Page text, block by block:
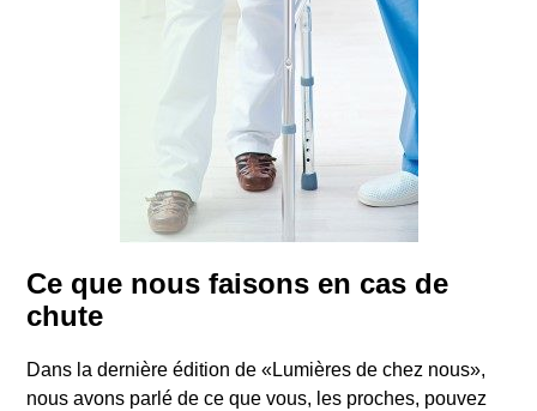
Ce que nous faisons en cas de
chute
Dans la dernière édition de «Lumières de chez nous»,
nous avons parlé de ce que vous, les proches, pouvez